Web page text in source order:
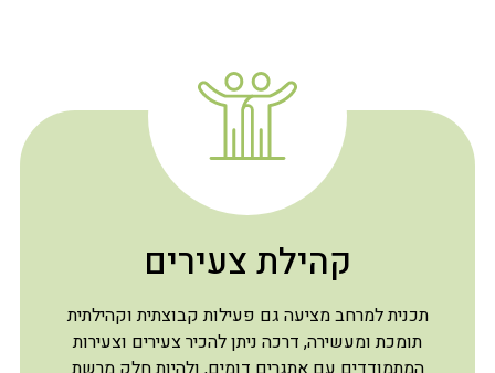
קהילת צעירים
תכנית למרחב מציעה גם פעילות קבוצתית וקהילתית
תומכת ומעשירה, דרכה ניתן להכיר צעירים וצעירות